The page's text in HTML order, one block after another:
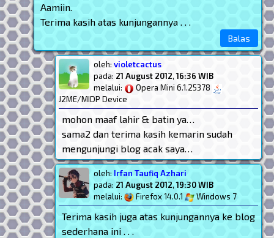
Aamiin.
Terima kasih atas kunjungannya . . .
Balas
oleh: violetcactus
pada: 21 August 2012,16:36 WIB
melalui:
Opera Mini 6.1.25378
J2ME/MIDP Device
mohon maaf lahir & batin ya…
sama2 dan terima kasih kemarin sudah
mengunjungi blog acak saya…
oleh: Irfan Taufiq Azhari
pada: 21 August 2012,19:30 WIB
melalui:
Firefox 14.0.1 Windows 7
Terima kasih juga atas kunjungannya ke blog
sederhana ini . . .